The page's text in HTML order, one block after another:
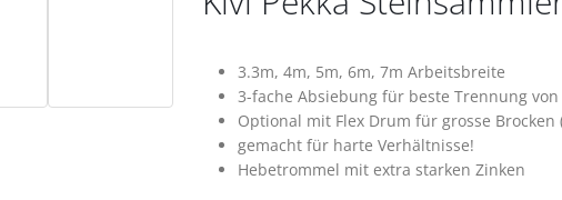
3.3m, 4m, 5m, 6m, 7m Arbeitsbreite
3-fache Absiebung für beste Trennung
Optional mit Flex Drum für grosse Brocken
gemacht für harte Verhältnisse!
Hebetrommel mit extra starken Zinken